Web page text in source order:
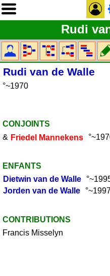
Rudi
Rudi van de Walle
°~1970
CONJOINTS
& Friedel Mannekens
ENFANTS
Dietwin van de Walle
Jorden van de Walle
CONTRIBUTIONS
Francis Misselyn